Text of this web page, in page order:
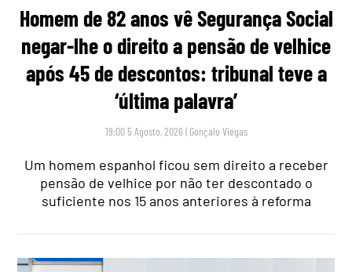
Homem de 82 anos vê Segurança Social
negar-lhe o direito a pensão de velhice
após 45 de descontos: tribunal teve a
‘última palavra’
19:00 5 Agosto, 2026 | Gonçalo Viegas
Um homem espanhol ficou sem direito a receber
pensão de velhice por não ter descontado o
suficiente nos 15 anos anteriores à reforma